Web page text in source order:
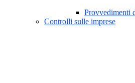
Provvedimenti
Controlli sulle imprese